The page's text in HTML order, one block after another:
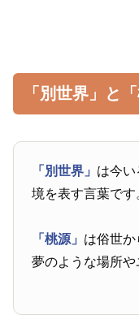
「別世界」と
「別世界」 は今
境を表す言葉です
「桃源」 は俗世か
夢のような場所や